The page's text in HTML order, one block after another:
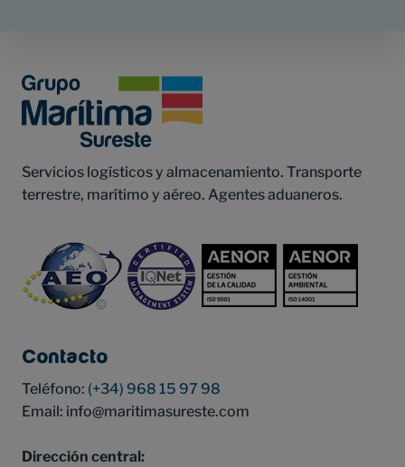
Footer
Servicios logísticos y almacenamiento. Transporte
terrestre, marítimo y aéreo. Agentes aduaneros.
Contacto
Teléfono: (+34) 968 15 97 98
Email: info
maritimasureste.com
Dirección central: